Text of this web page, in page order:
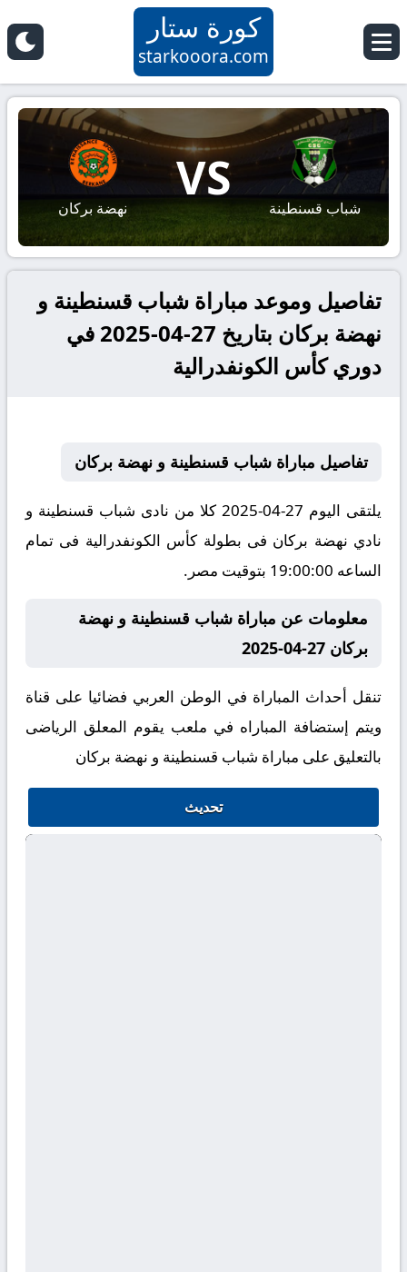
كورة ستار
starkooora.com
شباب قسنطينة
VS
نهضة بركان
تفاصيل وموعد مباراة شباب قسنطينة و
نهضة بركان بتاريخ 27-04-2025 في
دوري كأس الكونفدرالية
تفاصيل مباراة شباب قسنطينة و نهضة بركان
يلتقى اليوم 27-04-2025 كلا من نادى شباب قسنطينة و
نادي نهضة بركان فى بطولة كأس الكونفدرالية فى تمام
الساعه 19:00:00 بتوقيت مصر.
معلومات عن مباراة شباب قسنطينة و نهضة
بركان 27-04-2025
تنقل أحداث المباراة في الوطن العربي فضائيا على قناة
ويتم إستضافة المباراه في ملعب يقوم المعلق الرياضى
بالتعليق على مباراة شباب قسنطينة و نهضة بركان
تحديث